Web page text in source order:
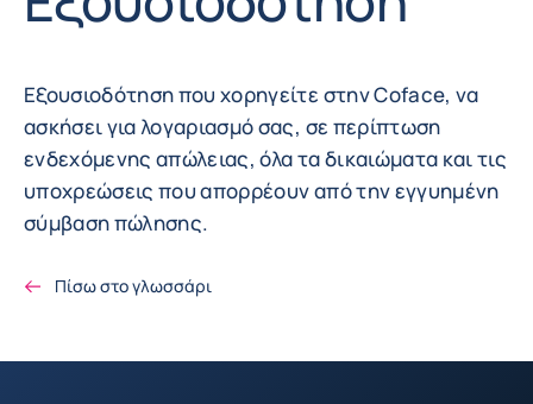
Εξουσιοδότηση που χορηγείτε στην Coface, να
ασκήσει για λογαριασμό σας, σε περίπτωση
ενδεχόμενης απώλειας, όλα τα δικαιώματα και τις
υποχρεώσεις που απορρέουν από την εγγυημένη
σύμβαση πώλησης.
Πίσω στο γλωσσάρι